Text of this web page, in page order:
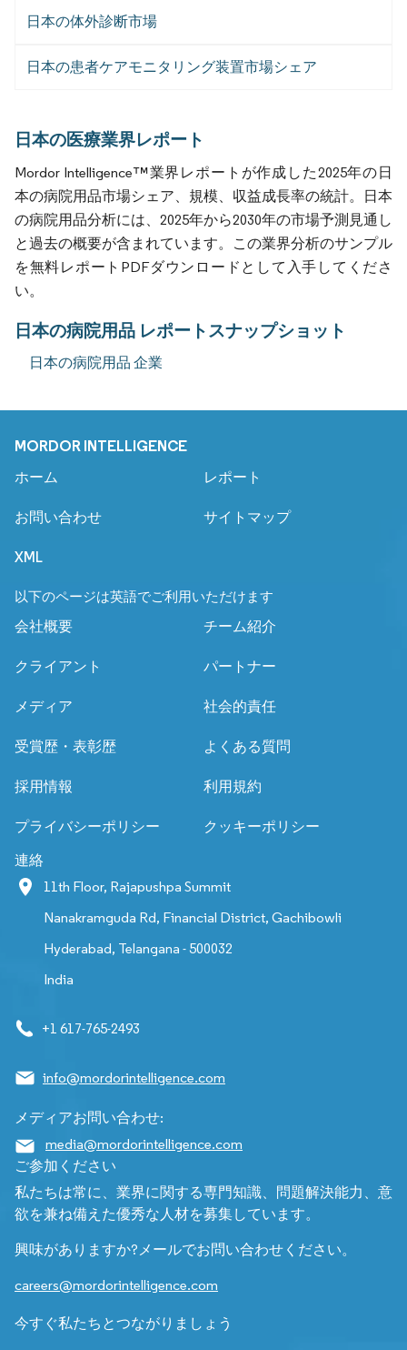
日本の体外診断市場
日本の患者ケアモニタリング装置市場シェア
日本の医療業界レポート
Mordor Intelligence™業界レポートが作成した2025年の日
本の病院用品市場シェア、規模、収益成長率の統計。日本
の病院用品分析には、2025年から2030年の市場予測見通し
と過去の概要が含まれています。この業界分析のサンプル
を無料レポートPDFダウンロードとして入手してくださ
い。
日本の病院用品 レポートスナップショット
日本の病院用品 企業
MORDOR INTELLIGENCE
ホーム レポート
お問い合わせ サイトマップ
XML
以下のページは英語でご利用いただけます
会社概要
チーム紹介
クライアント パートナー
メディア 社会的責任
受賞歴・表彰歴 よくある質問
採用情報 利用規約
プライバシーポリシー クッキーポリシー
連絡
11th Floor, Rajapushpa Summit
Nanakramguda Rd, Financial District, Gachibowli
Hyderabad, Telangana - 500032
India
+1 617-765-2493
info@mordorintelligence.com
メディアお問い合わせ:
media@mordorintelligence.com
ご参加ください
私たちは常に、業界に関する専門知識、問題解決能力、意
欲を兼ね備えた優秀な人材を募集しています。
興味がありますか?メールでお問い合わせください。
careers@mordorintelligence.com
今すぐ私たちとつながりましょう